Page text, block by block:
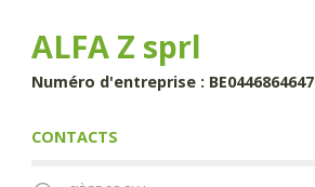
principalALFA Z sprl
Numéro d'entreprise : BE0446864647
CONTACTS